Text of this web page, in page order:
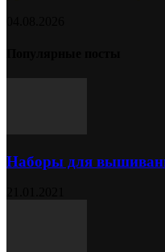
Наборы для